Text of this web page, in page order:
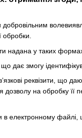
обробки.
надана у таких
дає змогу
реквізити, що
на обробку її
в електронному